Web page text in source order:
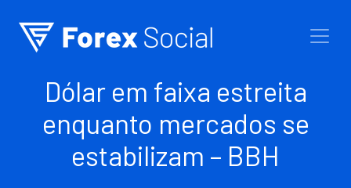
Dólar em faixa estreita
enquanto mercados se
estabilizam – BBH